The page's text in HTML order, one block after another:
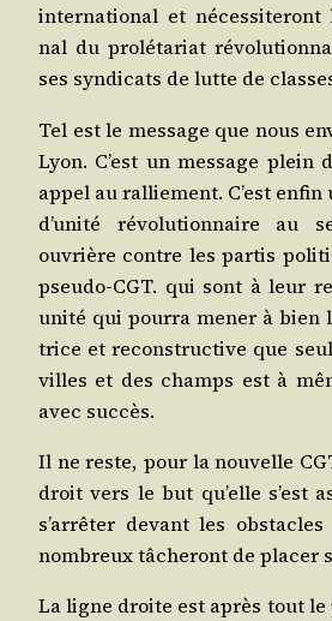
inter­na­tio­nal et néces­si­te­ront
nal du pro­lé­ta­riat
ses syn­di­cats de lutte de
Tel est le mes­sage que nous
Lyon. C’est un mes­sage plein
appel au ral­lie­ment. C’est
d’unité révo­lu­tion­naire au
ouvrière contre les par­tis
pseu­do-CGT. qui sont à leur
uni­té qui pour­ra mener à bien
trice et recons­truc­tive que
villes et des champs est à
avec succès.
Il ne reste, pour la nou­velle
droit vers le but qu’elle s’est
s’arrêter devant les
nom­breux tâche­ront de pla­cer
La ligne droite est après tout